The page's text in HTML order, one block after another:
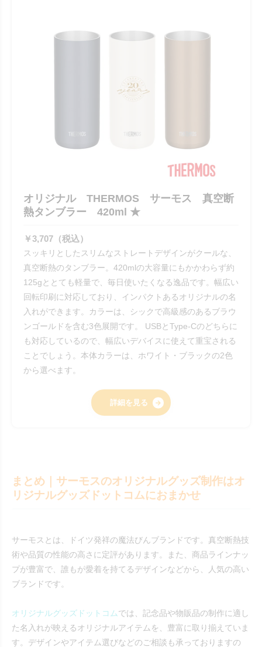
オリジナル THERMOS サーモス 真空断
熱タンブラー 420ml ★
￥3,707（税込）
スッキリとしたスリムなストレートデザインがクールな、
真空断熱のタンブラー。420mlの大容量にもかかわらず約
125gととても軽量で、毎日使いたくなる逸品です。幅広い
回転印刷に対応しており、インパクトあるオリジナルの名
入れができます。カラーは、シックで高級感のあるブラウ
ンゴールドを含む3色展開です。 USBとType-Cのどちらに
も対応しているので、幅広いデバイスに使えて重宝される
ことでしょう。本体カラーは、ホワイト・ブラックの2色
から選べます。
詳細を見る
まとめ｜サーモスのオリジナルグッズ制作はオ
リジナルグッズドットコムにおまかせ
サーモスとは、ドイツ発祥の魔法びんブランドです。真空断熱技
術や品質の性能の高さに定評があります。また、商品ラインナッ
プが豊富で、誰もが愛着を持てるデザインなどから、人気の高い
ブランドです。
オリジナルグッズドットコムでは、記念品や物販品の制作に適し
た名入れが映えるオリジナルアイテムを、豊富に取り揃えていま
す。デザインやアイテム選びなどのご相談も承っておりますの